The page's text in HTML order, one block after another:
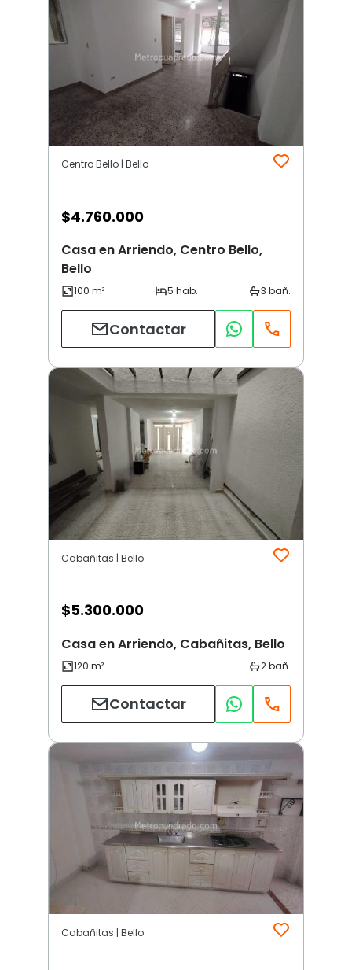
Centro Bello | Bello
$4.760.000
Casa en Arriendo, Centro Bello,
Bello
Contactar
Cabañitas | Bello
$5.300.000
Casa en Arriendo, Cabañitas, Bello
Contactar
Cabañitas | Bello